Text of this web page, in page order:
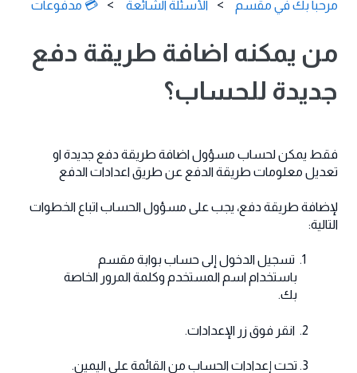
مرحبا بك في مقسم الأسئلة الشائعة 💳 مدفوعات
من يمكنه اضافة طريقة دفع
جديدة للحساب؟
فقط يمكن لحساب مسؤول اضافة طريقة دفع جديدة او
تعديل معلومات طريقة الدفع عن طريق اعدادات الدفع
لإضافة طريقة دفع، يجب على مسؤول الحساب اتباع الخطوات
التالية:
تسجيل الدخول إلى حساب بوابة مقسم
باستخدام اسم المستخدم وكلمة المرور الخاصة
بك.
انقر فوق زر الإعدادات.
تحت إعدادات الحساب من القائمة على اليمين.